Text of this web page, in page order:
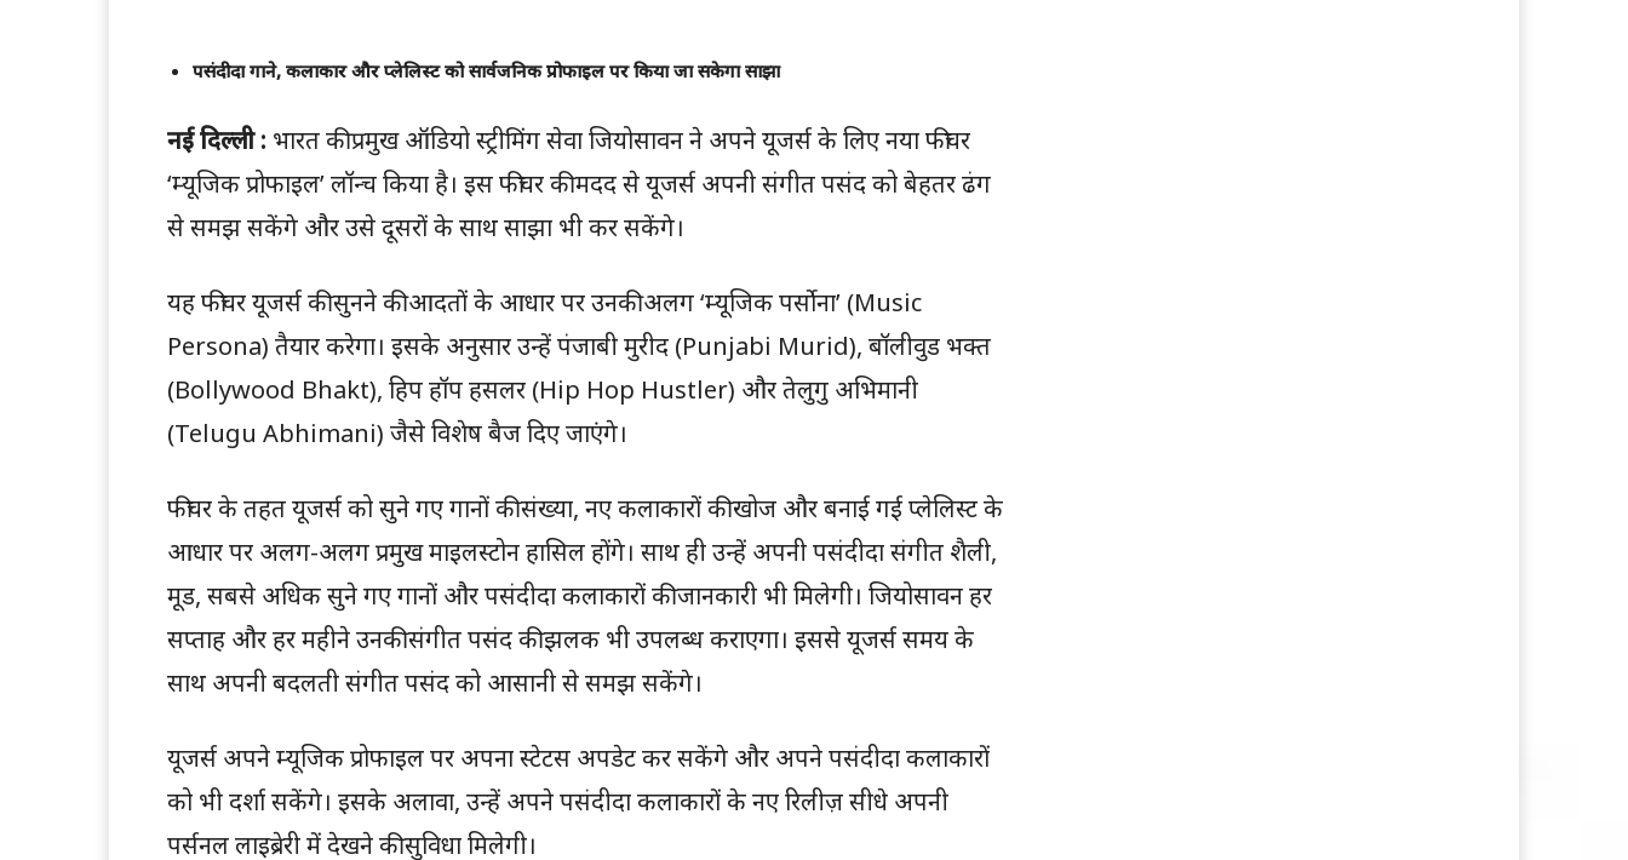
पसंदीदा गाने, कलाकार और प्लेलिस्ट को सार्वजनिक प्रोफाइल पर किया जा सकेगा साझा
नई दिल्ली : भारत की प्रमुख ऑडियो स्ट्रीमिंग सेवा जियोसावन ने अपने यूजर्स के लिए नया फीचर
‘म्यूजिक प्रोफाइल’ लॉन्च किया है। इस फीचर की मदद से यूजर्स अपनी संगीत पसंद को बेहतर ढंग
से समझ सकेंगे और उसे दूसरों के साथ साझा भी कर सकेंगे।
यह फीचर यूजर्स की सुनने की आदतों के आधार पर उनकी अलग ‘म्यूजिक पर्सोना’ (Music
Persona) तैयार करेगा। इसके अनुसार उन्हें पंजाबी मुरीद (Punjabi Murid), बॉलीवुड भक्त
(Bollywood Bhakt), हिप हॉप हसलर (Hip Hop Hustler) और तेलुगु अभिमानी
(Telugu Abhimani) जैसे विशेष बैज दिए जाएंगे।
फीचर के तहत यूजर्स को सुने गए गानों की संख्या, नए कलाकारों की खोज और बनाई गई प्लेलिस्ट के
आधार पर अलग-अलग प्रमुख माइलस्टोन हासिल होंगे। साथ ही उन्हें अपनी पसंदीदा संगीत शैली,
मूड, सबसे अधिक सुने गए गानों और पसंदीदा कलाकारों की जानकारी भी मिलेगी। जियोसावन हर
सप्ताह और हर महीने उनकी संगीत पसंद की झलक भी उपलब्ध कराएगा। इससे यूजर्स समय के
साथ अपनी बदलती संगीत पसंद को आसानी से समझ सकेंगे।
यूजर्स अपने म्यूजिक प्रोफाइल पर अपना स्टेटस अपडेट कर सकेंगे और अपने पसंदीदा कलाकारों
को भी दर्शा सकेंगे। इसके अलावा, उन्हें अपने पसंदीदा कलाकारों के नए रिलीज़ सीधे अपनी
पर्सनल लाइब्रेरी में देखने की सुविधा मिलेगी।